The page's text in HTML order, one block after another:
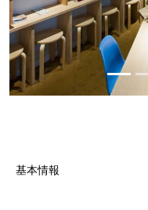
基本情報